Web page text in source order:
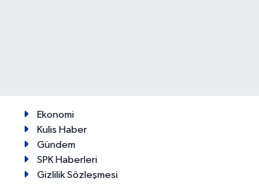
Ekonomi
Kulis Haber
Gündem
SPK Haberleri
Gizlilik Sözleşmesi